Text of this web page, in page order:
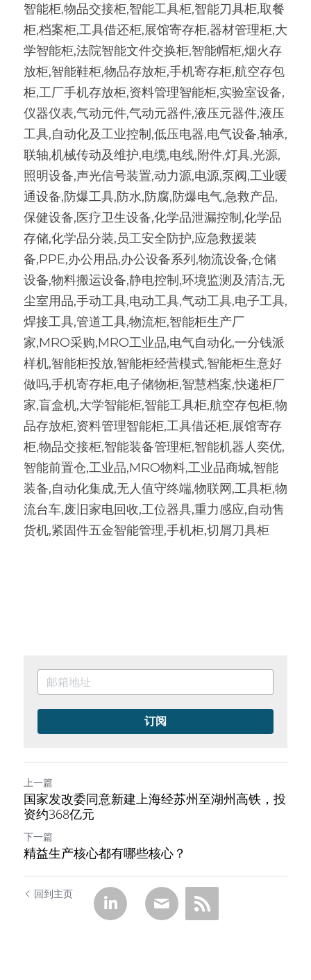
智能柜,物品交接柜,智能工具柜,智能刀具柜,取餐
柜,档案柜,工具借还柜,展馆寄存柜,器材管理柜,大
学智能柜,法院智能文件交换柜,智能帽柜,烟火存
放柜,智能鞋柜,物品存放柜,手机寄存柜,航空存包
柜,工厂手机存放柜,资料管理智能柜,实验室设备,
仪器仪表,气动元件,气动元器件,液压元器件,液压
工具,自动化及工业控制,低压电器,电气设备,轴承,
联轴,机械传动及维护,电缆,电线,附件,灯具,光源,
照明设备,声光信号装置,动力源,电源,泵阀,工业暖
通设备,防爆工具,防水,防腐,防爆电气,急救产品,
保健设备,医疗卫生设备,化学品泄漏控制,化学品
存储,化学品分装,员工安全防护,应急救援装
备,PPE,办公用品,办公设备系列,物流设备,仓储
设备,物料搬运设备,静电控制,环境监测及清洁,无
尘室用品,手动工具,电动工具,气动工具,电子工具,
焊接工具,管道工具,物流柜,智能柜生产厂
家,MRO采购,MRO工业品,电气自动化,一分钱派
样机,智能柜投放,智能柜经营模式,智能柜生意好
做吗,手机寄存柜,电子储物柜,智慧档案,快递柜厂
家,盲盒机,大学智能柜,智能工具柜,航空存包柜,物
品存放柜,资料管理智能柜,工具借还柜,展馆寄存
柜,物品交接柜,智能装备管理柜,智能机器人奕优,
智能前置仓,工业品,MRO物料,工业品商城,智能
装备,自动化集成,无人值守终端,物联网,工具柜,物
流台车,废旧家电回收,工位器具,重力感应,自动售
货机,紧固件五金智能管理,手机柜,切屑刀具柜
订阅
上一篇
国家发改委同意新建上海经苏州至湖州高铁，投
资约368亿元
下一篇
精益生产核心都有哪些核心？
回到主页